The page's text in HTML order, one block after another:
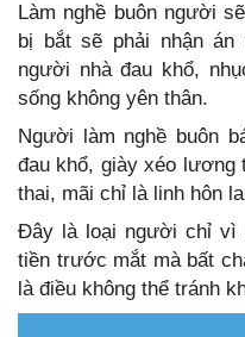
Làm nghề buôn người
bị bắt sẽ phải nhận
người nhà đau khổ,
sống không yên thân.
Người làm nghề buôn
đau khổ, giày xéo lương
thai, mãi chỉ là linh hôn
Đây là loại người chỉ vì
tiền trước mắt mà bất
là điều không thể tránh